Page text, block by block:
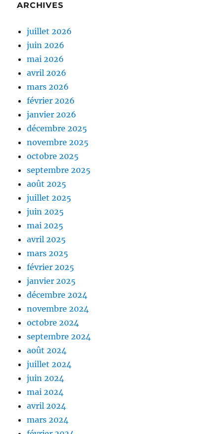
ARCHIVES
juillet 2026
juin 2026
mai 2026
avril 2026
mars 2026
février 2026
janvier 2026
décembre 2025
novembre 2025
octobre 2025
septembre 2025
août 2025
juillet 2025
juin 2025
mai 2025
avril 2025
mars 2025
février 2025
janvier 2025
décembre 2024
novembre 2024
octobre 2024
septembre 2024
août 2024
juillet 2024
juin 2024
mai 2024
avril 2024
mars 2024